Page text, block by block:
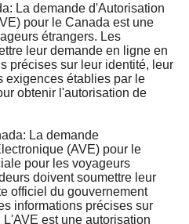
La demande d'Autorisation
pour le Canada est une
étrangers. Les
leur demande en ligne en
précises sur leur identité, leur
exigences établies par le
obtenir l'autorisation de
La demande
(AVE) pour le
pour les voyageurs
doivent soumettre leur
officiel du gouvernement
informations précises sur
est une autorisation